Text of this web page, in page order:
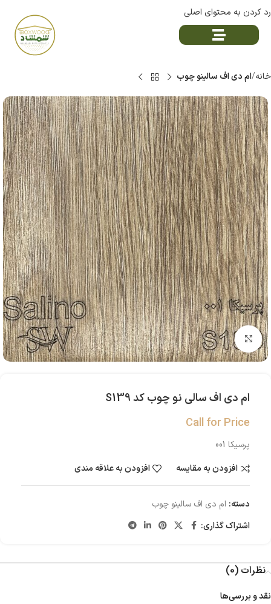
رد کردن به محتوای اصلی
خانه ام دی اف سالینو چوب
بزرگنمایی تصویر
ام دی اف سالی نو چوب کد S139
Call for Price
پرسیکا 001
افزودن به مقایسه
افزودن به علاقه مندی
دسته: ام دی اف سالینو چوب
اشتراک گذاری:
نظرات (0)
نقد و بررسی‌ها